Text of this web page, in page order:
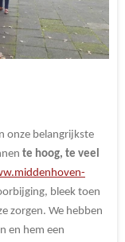
onze belangrijkste
te hoog, te veel
bleek toen
zorgen. We hebben
en hem een